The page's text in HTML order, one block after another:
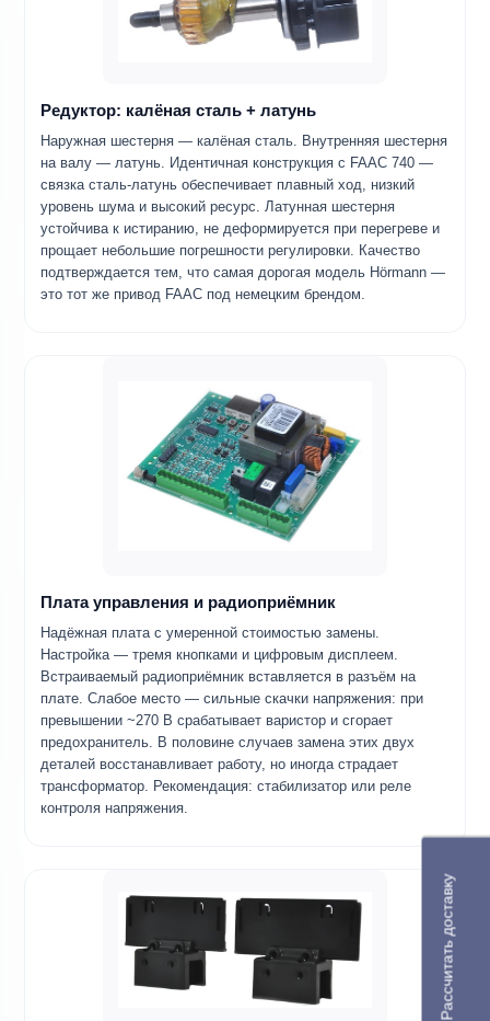
Редуктор: калёная сталь + латунь
Наружная шестерня — калёная сталь. Внутренняя шестерня
на валу — латунь. Идентичная конструкция с FAAC 740 —
связка сталь-латунь обеспечивает плавный ход, низкий
уровень шума и высокий ресурс. Латунная шестерня
устойчива к истиранию, не деформируется при перегреве и
прощает небольшие погрешности регулировки. Качество
подтверждается тем, что самая дорогая модель Hörmann —
это тот же привод FAAC под немецким брендом.
Плата управления и радиоприёмник
Надёжная плата с умеренной стоимостью замены.
Настройка — тремя кнопками и цифровым дисплеем.
Встраиваемый радиоприёмник вставляется в разъём на
плате. Слабое место — сильные скачки напряжения: при
превышении ~270 В срабатывает варистор и сгорает
предохранитель. В половине случаев замена этих двух
деталей восстанавливает работу, но иногда страдает
трансформатор. Рекомендация: стабилизатор или реле
контроля напряжения.
Рассчитать доставку